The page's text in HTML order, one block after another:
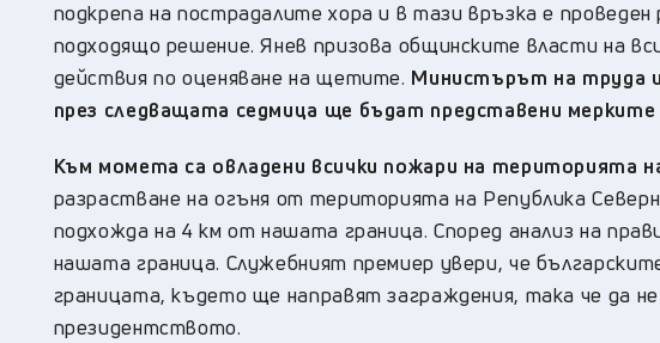
подкрепа на пострадалите хора и в тази връзка е
подходящо решение. Янев призова общинските власти на
действия по оценяване на щетите. Министърът на труда
през следващата седмица ще бъдат представени
Към момета са овладени всички пожари на територията
разрастване на огъня от територията на Република
подхожда на 4 км от нашата граница. Според анализ на
нашата граница. Служебният премиер увери, че
границата, където ще направят заграждения, така че да
президентството.